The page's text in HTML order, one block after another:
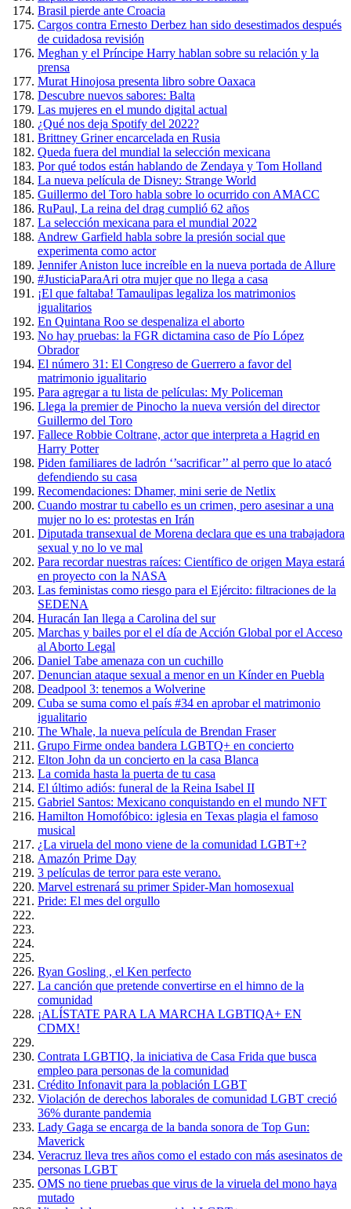
Brasil pierde ante Croacia
Cargos contra Ernesto Derbez han sido desestimados después
de cuidadosa revisión
Meghan y el Príncipe Harry hablan sobre su relación y la
prensa
Murat Hinojosa presenta libro sobre Oaxaca
Descubre nuevos sabores: Balta
Las mujeres en el mundo digital actual
¿Qué nos deja Spotify del 2022?
Brittney Griner encarcelada en Rusia
Queda fuera del mundial la selección mexicana
Por qué todos están hablando de Zendaya y Tom Holland
La nueva película de Disney: Strange World
Guillermo del Toro habla sobre lo ocurrido con AMACC
RuPaul, La reina del drag cumplió 62 años
La selección mexicana para el mundial 2022
Andrew Garfield habla sobre la presión social que
experimenta como actor
Jennifer Aniston luce increíble en la nueva portada de Allure
#JusticiaParaAri otra mujer que no llega a casa
¡El que faltaba! Tamaulipas legaliza los matrimonios
igualitarios
En Quintana Roo se despenaliza el aborto
No hay pruebas: la FGR dictamina caso de Pío López
Obrador
El número 31: El Congreso de Guerrero a favor del
matrimonio igualitario
Para agregar a tu lista de películas: My Policeman
Llega la premier de Pinocho la nueva versión del director
Guillermo del Toro
Fallece Robbie Coltrane, actor que interpreta a Hagrid en
Harry Potter
Piden familiares de ladrón ‘’sacrificar’’ al perro que lo atacó
defendiendo su casa
Recomendaciones: Dhamer, mini serie de Netlix
Cuando mostrar tu cabello es un crimen, pero asesinar a una
mujer no lo es: protestas en Irán
Diputada transexual de Morena declara que es una trabajadora
sexual y no lo ve mal
Para recordar nuestras raíces: Científico de origen Maya estará
en proyecto con la NASA
Las feministas como riesgo para el Ejército: filtraciones de la
SEDENA
Huracán Ian llega a Carolina del sur
Marchas y bailes por el el día de Acción Global por el Acceso
al Aborto Legal
Daniel Tabe amenaza con un cuchillo
Denuncian ataque sexual a menor en un Kínder en Puebla
Deadpool 3: tenemos a Wolverine
Cuba se suma como el país #34 en aprobar el matrimonio
igualitario
The Whale, la nueva película de Brendan Fraser
Grupo Firme ondea bandera LGBTQ+ en concierto
Elton John da un concierto en la casa Blanca
La comida hasta la puerta de tu casa
El último adiós: funeral de la Reina Isabel II
Gabriel Santos: Mexicano conquistando en el mundo NFT
Hamilton Homofóbico: iglesia en Texas plagia el famoso
musical
¿La viruela del mono viene de la comunidad LGBT+?
Amazón Prime Day
3 películas de terror para este verano.
Marvel estrenará su primer Spider-Man homosexual
Pride: El mes del orgullo
Ryan Gosling , el Ken perfecto
La canción que pretende convertirse en el himno de la
comunidad
¡ALÍSTATE PARA LA MARCHA LGBTIQA+ EN
CDMX!
Contrata LGBTIQ, la iniciativa de Casa Frida que busca
empleo para personas de la comunidad
Crédito Infonavit para la población LGBT
Violación de derechos laborales de comunidad LGBT creció
36% durante pandemia
Lady Gaga se encarga de la banda sonora de Top Gun:
Maverick
Veracruz lleva tres años como el estado con más asesinatos de
personas LGBT
OMS no tiene pruebas que virus de la viruela del mono haya
mutado